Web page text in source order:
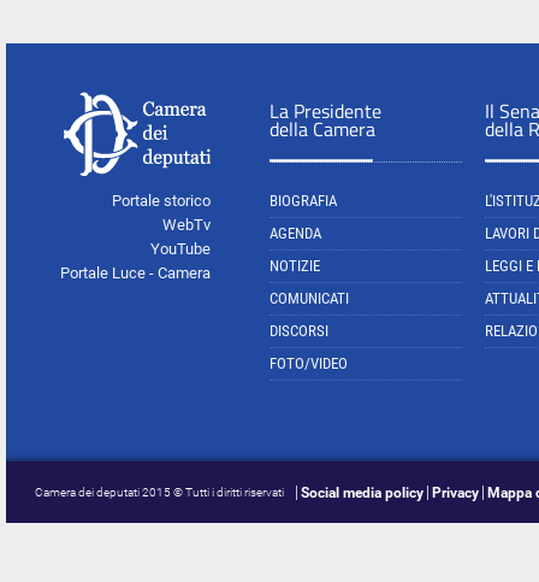
Portale storico
WebTv
YouTube
Portale Luce - Camera
La Presidente
della Camera
BIOGRAFIA
AGENDA
NOTIZIE
COMUNICATI
DISCORSI
FOTO/VIDEO
Il
della
LAVORI
LEGGI E
Camera dei deputati 2015 © Tutti i diritti riservati Social media policy Privacy Mappa